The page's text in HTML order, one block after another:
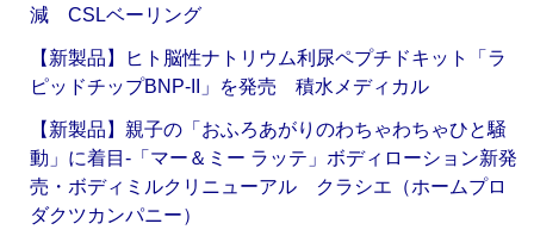
減 CSLベーリング
【新製品】ヒト脳性ナトリウム利尿ペプチドキット「ラ
ピッドチップBNP-II」を発売 積水メディカル
【新製品】親子の「おふろあがりのわちゃわちゃひと騒
動」に着目‐「マー＆ミー ラッテ」ボディローション新発
売・ボディミルクリニューアル クラシエ（ホームプロ
ダクツカンパニー）